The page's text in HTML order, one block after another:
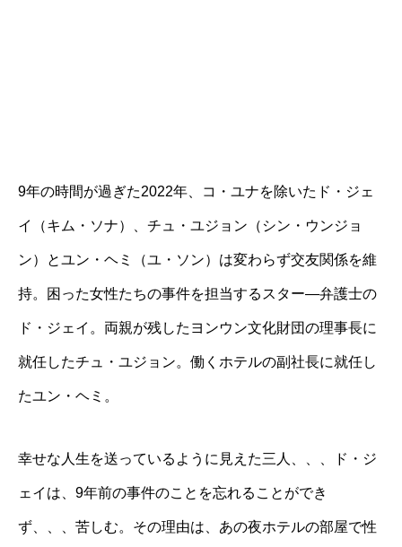
9年の時間が過ぎた2022年、コ・ユナを除いたド・ジェ
イ（キム・ソナ）、チュ・ユジョン（シン・ウンジョ
ン）とユン・ヘミ（ユ・ソン）は変わらず交友関係を維
持。困った女性たちの事件を担当するスター―弁護士の
ド・ジェイ。両親が残したヨンウン文化財団の理事長に
就任したチュ・ユジョン。働くホテルの副社長に就任し
たユン・ヘミ。
幸せな人生を送っているように見えた三人、、、ド・ジ
ェイは、9年前の事件のことを忘れることができ
ず、、、苦しむ。その理由は、あの夜ホテルの部屋で性